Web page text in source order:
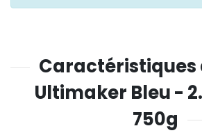
Caractéristiques
Ultimaker Bleu -
750g